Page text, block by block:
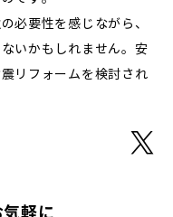
必要性を感じながら、
いかもしれません。安
リフォームを検討され
軽に